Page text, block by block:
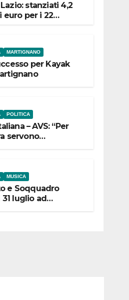
stanziati 4,2
euro per i 22
MARTIGNANO
per Kayak
POLITICA
– AVS: “Per
servono
MUSICA
e Soqquadro
luglio ad